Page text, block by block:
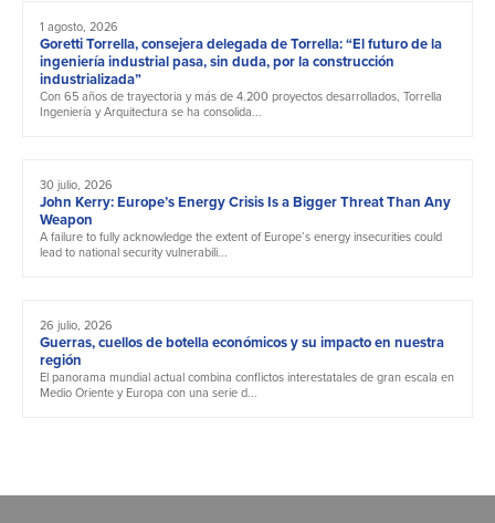
1 agosto, 2026
Goretti Torrella, consejera delegada de Torrella: “El futuro de la
ingeniería industrial pasa, sin duda, por la construcción
industrializada”
Con 65 años de trayectoria y más de 4.200 proyectos desarrollados, Torrella
Ingeniería y Arquitectura se ha consolida...
30 julio, 2026
John Kerry: Europe’s Energy Crisis Is a Bigger Threat Than Any
Weapon
A failure to fully acknowledge the extent of Europe’s energy insecurities could
lead to national security vulnerabili...
26 julio, 2026
Guerras, cuellos de botella económicos y su impacto en nuestra
región
El panorama mundial actual combina conflictos interestatales de gran escala en
Medio Oriente y Europa con una serie d...